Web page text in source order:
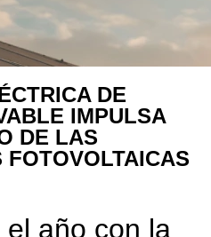
DE
IMPULSA
DE LAS
FOTOVOLTAICAS
año con la